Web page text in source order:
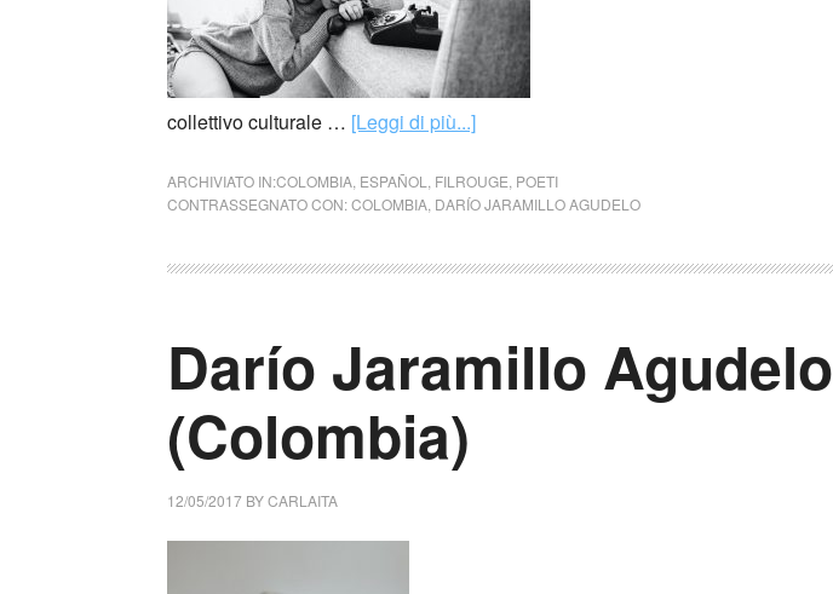
collettivo culturale … [Leggi di più...]
ARCHIVIATO IN:COLOMBIA ESPAÑOL FILROUGE POETI
CONTRASSEGNATO CON:COLOMBIA DARÍO JARAMILLO AGUDELO
Darío Jaramillo Agudelo
(Colombia)
12/05/2017 BYCARLAITA